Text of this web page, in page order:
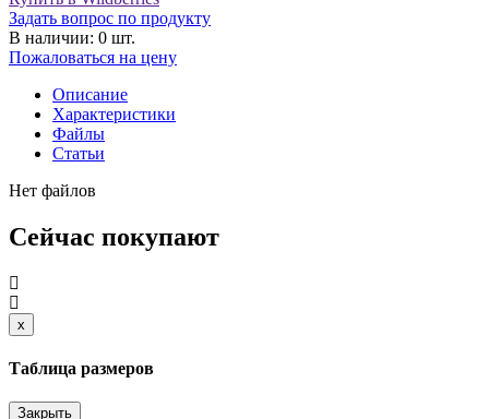
Задать вопрос по продукту
В наличии: 0 шт.
Пожаловаться на цену
Описание
Характеристики
Файлы
Статьи
Нет файлов
Сейчас покупают
x
Close
Таблица размеров
Закрыть